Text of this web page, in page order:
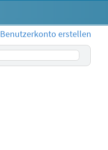
Benutzerkonto erstellen